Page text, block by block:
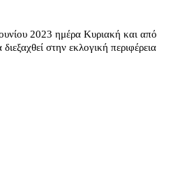
2023 ημέρα Κυριακή και από
στην εκλογική περιφέρεια